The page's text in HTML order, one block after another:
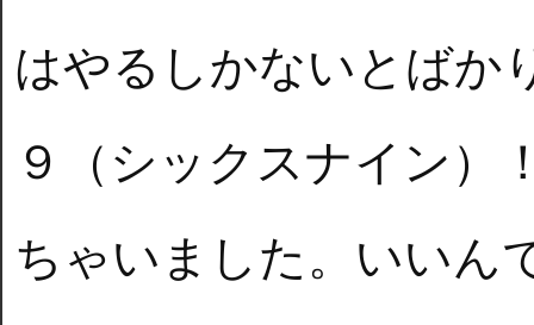
はやるしかないとばか
９（シックスナイン）
ちゃいました。いいん